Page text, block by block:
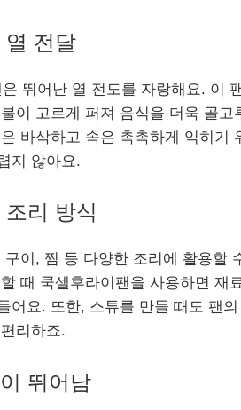
열 전달
뛰어난 열 전도를 자랑해요. 이
이 고르게 퍼져 음식을 더욱 골
바삭하고 속은 촉촉하게 익히기
지 않아요.
리 방식
구이, 찜 등 다양한 조리에 활용할
때 쿡셀후라이팬을 사용하면 재
어요. 또한, 스튜를 만들 때도 팬
리하죠.
뛰어남